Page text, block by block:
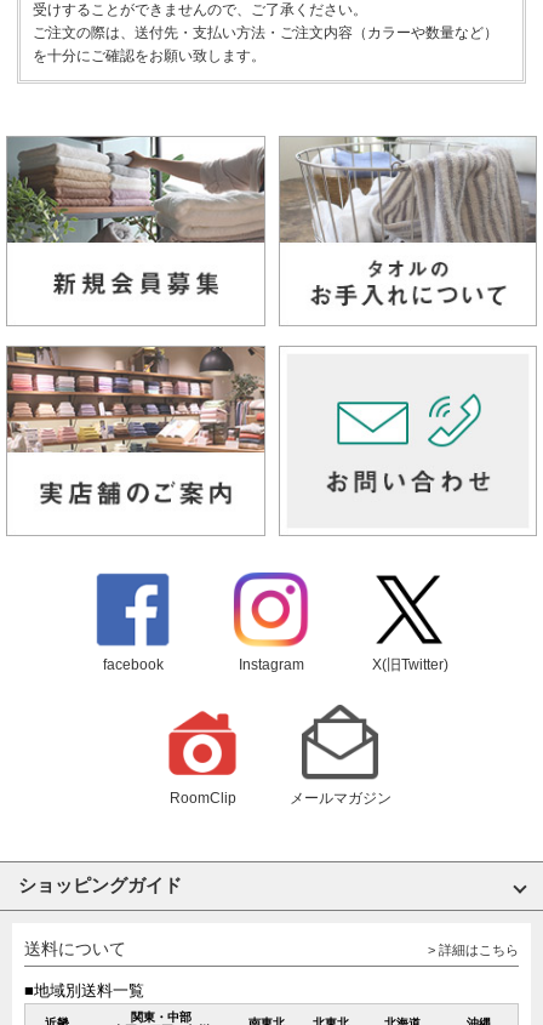
受けすることができませんので、ご了承ください。
ご注文の際は、送付先・支払い方法・ご注文内容（カラーや数量など）
を十分にご確認をお願い致します。
facebook Instagram X(旧Twitter)
RoomClip メールマガジン
ショッピングガイド
送料について > 詳細はこちら
■地域別送料一覧
関東・中部